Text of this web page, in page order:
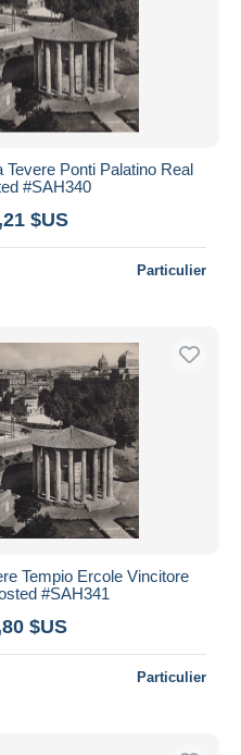
Tevere Ponti Palatino Real
#SAH340
$US
Particulier
Tempio Ercole Vincitore
#SAH341
$US
Particulier